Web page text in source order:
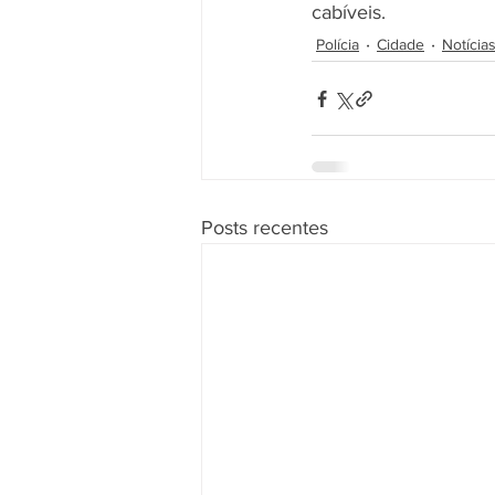
cabíveis.
Polícia Cidade Notícias
Posts recentes